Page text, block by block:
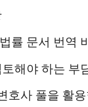
률 문서 번역
해야 하는 부
사 풀을 활용